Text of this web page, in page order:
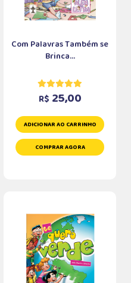
Com Palavras Também se
Brinca...
R$ 25,00
ADICIONAR AO CARRINHO
COMPRAR AGORA